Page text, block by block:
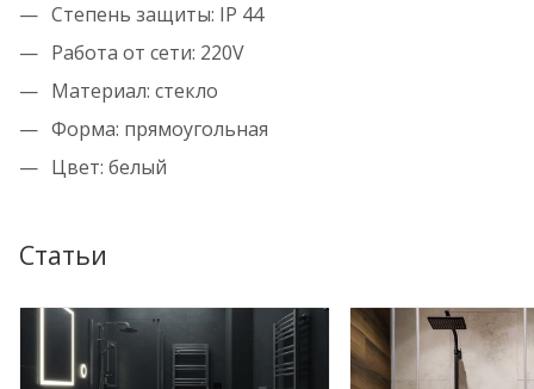
Степень защиты: IP 44
Работа от сети: 220V
Материал: стекло
Форма: прямоугольная
Цвет: белый
Статьи